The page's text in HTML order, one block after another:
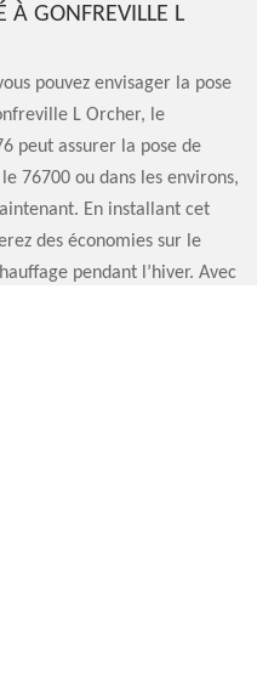
À GONFREVILLE L
pouvez envisager la pose
L Orcher, le
peut assurer la pose de
76700 ou dans les environs,
En installant cet
des économies sur le
pendant l’hiver. Avec